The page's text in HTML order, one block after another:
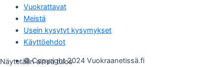
Näytetään ainoa tulos
Vuokrattavat
Meistä
Usein kysytyt kysymykset
Käyttöehdot
© Copyright 2024 Vuokraanetissä.fi